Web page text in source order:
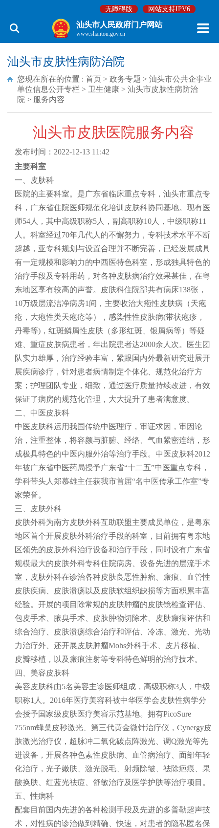
无障碍版 网站支持IPV6
汕头市人民政府门户网站
www.shantou.gov.cn
汕头市皮肤性病防治院
您现在所在的位置 : 首页 > 政务专题 > 汕头市公共企事业
单位信息公开专栏 > 卫生健康 > 汕头市皮肤性病防治
院 > 服务内容
汕头市皮肤医院服务内容
发布时间：2022-12-13 11:42
主要科室
一、皮肤科
医院的主要科室。是广东省临床重点专科，汕头市重点专
科，广东省住院医师规范化培训皮肤科协同基地。现有医
师54人，其中高级职称5人，副高职称10人，中级职称11
人。科室经过70年几代人的不懈努力，专科技术水平不断
超越，亚专科规划与设置合理并不断完善，已经发展成具
有一定规模和影响力的中西医特色科室，形成独具特色的
治疗手段及专科用药，对各种皮肤病治疗效果甚佳，在粤
东地区享有较高的声誉。皮肤科住院部共有病床138张，
10万级层流洁净病房1间，主要收治大疱性皮肤病（天疱
疮，大疱性类天疱疮等），感染性性皮肤病(带状疱疹，
丹毒等)，红斑鳞屑性皮肤（多形红斑、银屑病等）等疑
难、重症皮肤病患者，年出院患者达2000余人次。医生团
队实力雄厚，治疗经验丰富，紧跟国内外最新研究进展开
展疾病诊疗，针对患者病情制定个体化、规范化治疗方
案；护理团队专业，细致，通过医疗质量持续改进，有效
保证了病房的规范化管理，大大提升了患者满意度。
二、中医皮肤科
中医皮肤科运用我国传统中医理疗，审证求因，审因论
治，注重整体，将容颜与脏腑、经络、气血紧密连结，形
成极具特色的中医内服外治等治疗手段。中医皮肤科2012
年被广东省中医药局授予广东省“十二五”中医重点专科，
学科带头人郑慕雄主任获我市首届“名中医传承工作室”专
家荣誉。
三、皮肤外科
皮肤外科为南方皮肤外科互助联盟主要成员单位，是粤东
地区首个开展皮肤外科治疗手段的科室，目前拥有粤东地
区领先的皮肤外科治疗设备和治疗手段，同时设有广东省
规模最大的皮肤外科专科住院病房、设备先进的层流手术
室，皮肤外科在诊治各种皮肤良恶性肿瘤、瘢痕、血管性
皮肤疾病、皮肤溃疡以及皮肤软组织缺损等方面积累丰富
经验。开展的项目除常规的皮肤肿瘤的皮肤镜检查评估、
包皮手术、腋臭手术、皮肤肿物切除术、皮肤瘢痕评估和
综合治疗、皮肤溃疡综合治疗和评估、冷冻、激光、光动
力治疗外、还开展皮肤肿瘤Mohs外科手术、皮片移植、
皮瓣移植，以及瘢痕注射等专科特色鲜明的治疗技术。
四、美容皮肤科
美容皮肤科由5名美容主诊医师组成，高级职称3人，中级
职称1人。2016年医疗美容科被中华医学会皮肤性病学分
会授予国家级皮肤医疗美容示范基地。拥有PicoSure
755nm蜂巢皮秒激光、第三代黄金微针治疗仪，Cynergy皮
肤激光治疗仪，超脉冲二氧化碳点阵激光、调Q激光等先
进设备，开展各种色素性皮肤病、血管病治疗、面部年轻
化治疗，光子嫩肤、激光脱毛、射频除皱、祛除疤痕、果
酸换肤、红蓝光祛痘、舒敏治疗及医学护肤等治疗项目。
五、性病科
配套目前国内先进的各种检测手段及先进的多普勒超声技
术，对性病的诊治做到精确、快速，对患者的隐私匿名保